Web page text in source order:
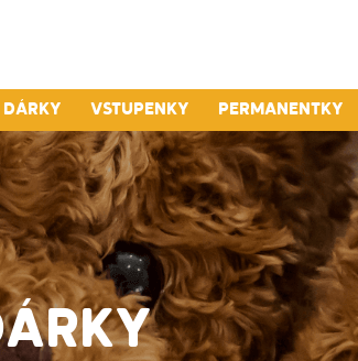
Dárky Vstupenky Permanentky